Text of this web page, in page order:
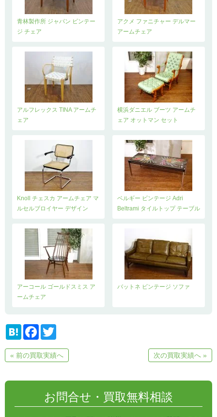
青林製作所 ジャパン ビンテー
ジ チェア
アクメ ファニチャー デルマー
アームチェア
アルフレックス TINA アームチ
ェア
横浜ダニエル ブーツ アームチ
ェア オットマン セット
Knoll チェスカ アームチェア マ
ルセルブロイヤー デザイン
ベルギー ビンテージ Adri
Beltrami タイルトップ テーブル
アーコール ゴールドスミス ア
ームチェア
バットネ ビンテージ ソファ
H
e
n
F
e
b
k
t
t
« 前の買取実績へ 次の買取実績へ »
お問合せ・買取無料相談